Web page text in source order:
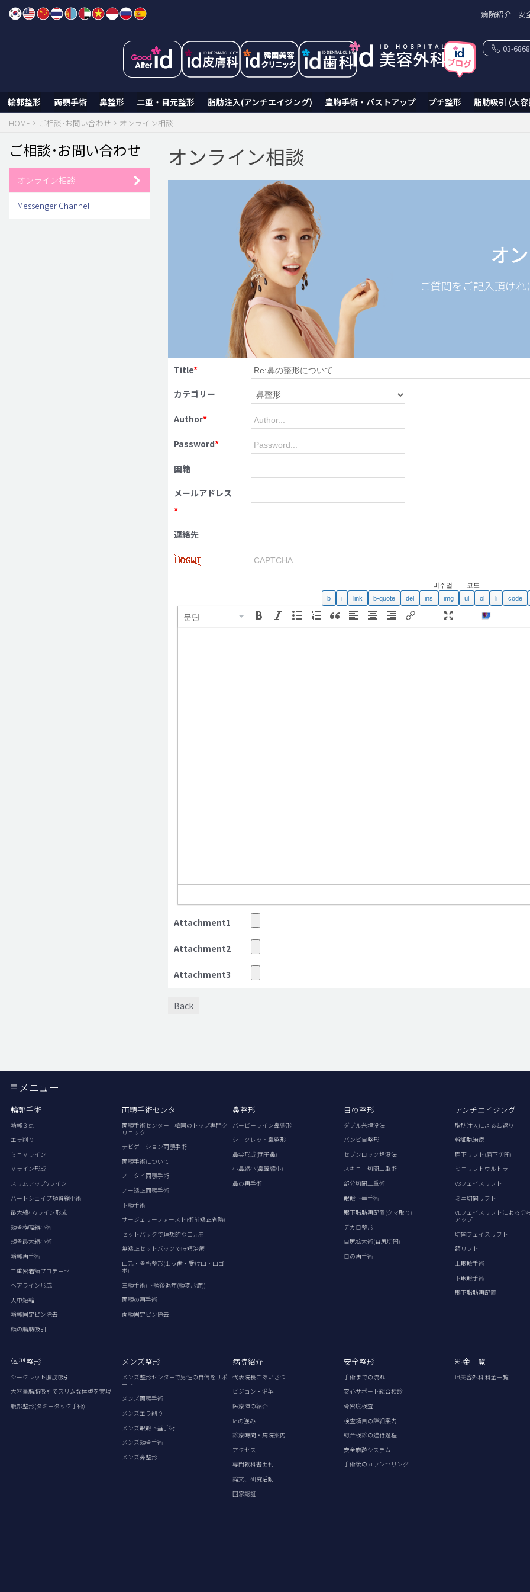
Skip
病院紹介 安
輪郭整形 両顎手術 鼻整形 二重・目元整形 脂肪注入(アンチエイジング) 豊胸手術・バストアップ プチ整形 脂肪吸引 (大
03-
HOME ご相談･お問い合わせ オンライン相談
オンライン相談
オ
ご質問をご記入頂け
Title*
カテゴリー
Author*
Password*
国籍
メールアドレス
*
連絡先
비주얼 코드
문단
Attachment1
Attachment2
Attachment3
Back
ご相談･お問い合わせ
オンライン相談
Messenger Channel
メニュー
輪郭手術
輪郭３点
エラ削り
ミニＶライン
Ｖライン形成
スリムアップVライン
ハートシェイプ頬骨縮小術
最大縮小Vライン形成
頬骨横幅縮小術
頬骨最大縮小術
輪郭再手術
二重密着額プロテーゼ
ヘアライン形成
人中短縮
輪郭固定ピン除去
顔の脂肪吸引
両顎手術センター
両顎手術センター – 韓国のトップ専門ク
リニック
ナビゲーション両顎手術
両顎手術について
ノータイ両顎手術
ノー矯正両顎手術
下顎手術
サージェリーファースト(術前矯正省略)
セットバックで理想的な口元を
無矯正セットバックで時短治療
口元・骨格整形(出っ歯・受け口・口ゴ
ボ)
三顎手術(下顎後退症(顎変形症))
両顎の再手術
両顎固定ピン除去
鼻整形
バービーライン鼻整形
シークレット鼻整形
鼻尖形成(団子鼻)
小鼻縮小(鼻翼縮小)
鼻の再手術
目の整形
ダブル糸埋没法
バンビ目整形
セブンロック埋没法
スキニー切開二重術
部分切開二重術
眼瞼下垂手術
眼下脂肪再配置(クマ取り)
デカ目整形
目尻拡大術(目尻切開)
目の再手術
アンチエイジング
脂肪注入による若返り
幹細胞治療
眉下リフト(眉下切開)
ミニリフトウルトラ
V3フェイスリフト
ミニ切開リフト
VLフェイスリフトによる切
アップ
切開フェイスリフト
額リフト
上眼瞼手術
下眼瞼手術
眼下脂肪再配置
体型整形
シークレット脂肪吸引
大容量脂肪吸引でスリムな体型を実現
腹部整形(タミータック手術)
メンズ整形
メンズ整形センターで男性の自信をサポ
ート
メンズ両顎手術
メンズエラ削り
メンズ眼瞼下垂手術
メンズ頬骨手術
メンズ鼻整形
病院紹介
代表院長ごあいさつ
ビジョン・沿革
医療陣の紹介
idの強み
診療時間・病院案内
アクセス
専門教科書出刊
論文、研究活動
国家認証
安全整形
手術までの流れ
安心サポート総合検診
骨密度検査
検査項目の詳細案内
総合検診の進行過程
安全麻酔システム
手術後のカウンセリング
料金一覧
id美容外科 料金一覧